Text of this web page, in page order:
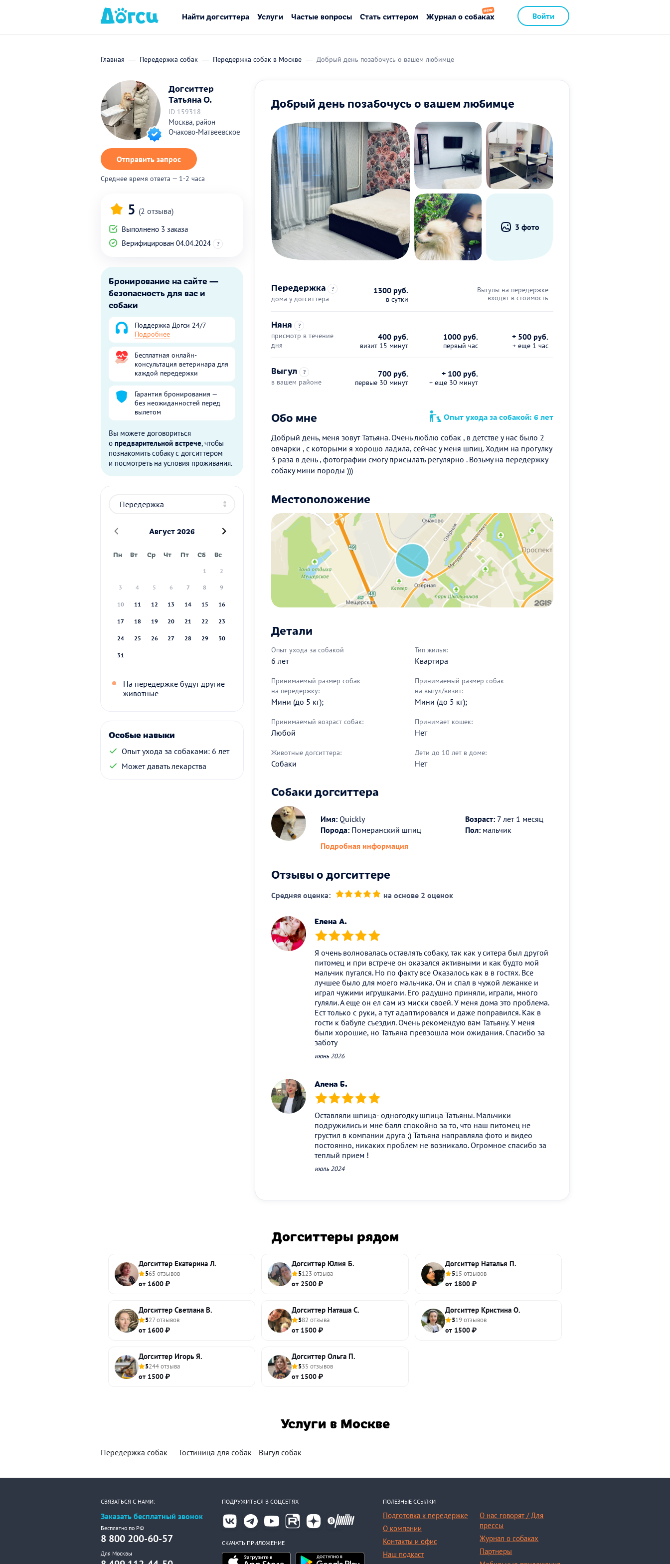
Войти
Найти догситтера Услуги Частые вопросы Стать ситтером Журнал о собаках
Главная Передержка собак Передержка собак в Москве Добрый день позабочусь о вашем любимце
Догситтер
Татьяна О.
ID 159318
Москва, район
Очаково-Матвеевское
Отправить запрос
Среднее время ответа — 1-2 часа
5 (2 отзыва)
Выполнено 3 заказа
Верифицирован 04.04.2024
?
Бронирование на сайте —
безопасность для вас и
собаки
Поддержка Догси 24/7
Подробнее
Бесплатная онлайн-
консультация ветеринара для
каждой передержки
Гарантия бронирования —
без неожиданностей перед
вылетом
Вы можете договориться
о предварительной встрече, чтобы
познакомить собаку с догситтером
и посмотреть на условия проживания.
Август 2026
Пн Вт Ср Чт Пт Сб Вс
1 2
3 4 5 6 7 8 9
10 11 12 13 14 15 16
17 18 19 20 21 22 23
24 25 26 27 28 29 30
31
На передержке будут другие
животные
Особые навыки
Опыт ухода за собаками: 6 лет
Может давать лекарства
Добрый день позабочусь о вашем любимце
3 фото
Передержка ?
дома у догситтера
1300 руб.
в сутки
Выгулы на передержке
входят в стоимость
Няня ?
присмотр в течение
дня
400 руб.
визит 15 минут
1000 руб.
первый час
+ 500 руб.
+ еще 1 час
Выгул ?
в вашем районе
700 руб.
первые 30 минут
+ 100 руб.
+ еще 30 минут
Обо мне Опыт ухода за собакой: 6 лет
Добрый день, меня зовут Татьяна. Очень люблю собак , в детстве у нас было 2
овчарки , с которыми я хорошо ладила, сейчас у меня шпиц. Ходим на прогулку
3 раза в день , фотографии смогу присылать регулярно . Возьму на передержку
собаку мини породы )))
Местоположение
Детали
Опыт ухода за собакой
6 лет
Тип жилья:
Квартира
Принимаемый размер собак
на передержку:
Мини (до 5 кг);
Принимаемый размер собак
на выгул/визит:
Мини (до 5 кг);
Принимаемый возраст собак:
Любой
Принимает кошек:
Нет
Животные догситтера:
Собаки
Дети до 10 лет в доме:
Нет
Собаки догситтера
Имя: Quickly
Порода: Померанский шпиц
Возраст: 7 лет 1 месяц
Пол: мальчик
Подробная информация
Отзывы о догситтере
Средняя оценка: на основе 2 оценок
Елена А.
(*) (*) (*) (*) (*)
Я очень волновалась оставлять собаку, так как у ситера был другой
питомец и при встрече он оказался активными и как будто мой
мальчик пугался. Но по факту все Оказалось как в в гостях. Все
лучшее было для моего мальчика. Он и спал в чужой лежанке и
играл чужими игрушками. Его радушно приняли, играли, много
гуляли. А еще он ел сам из миски своей. У меня дома это проблема.
Ест только с руки, а тут адаптировался и даже поправился. Как в
гости к бабуле съездил. Очень рекомендую вам Татьяну. У меня
были хорошие, но Татьяна превзошла мои ожидания. Спасибо за
заботу
июнь 2026
Алена Б.
(*) (*) (*) (*) (*)
Оставляли шпица- одногодку шпица Татьяны. Мальчики
подружились и мне балл спокойно за то, что наш питомец не
грустил в компании друга ;) Татьяна направляла фото и видео
постоянно, никаких проблем не возникало. Огромное спасибо за
теплый прием !
июль 2024
Догситтеры рядом
Догситтер Екатерина Л.
565 отзывов
от 1600 ₽
Догситтер Юлия Б.
5123 отзыва
от 2500 ₽
Догситтер Наталья П.
515 отзывов
от 1800 ₽
Догситтер Светлана В.
527 отзывов
от 1600 ₽
Догситтер Наташа С.
582 отзыва
от 1500 ₽
Догситтер Кристина О.
519 отзывов
от 1500 ₽
Догситтер Игорь Я.
5244 отзыва
от 1500 ₽
Догситтер Ольга П.
535 отзывов
от 1500 ₽
Услуги в Москве
Передержка собак Гостиница для собак Выгул собак
СВЯЗАТЬСЯ С НАМИ:
Заказать бесплатный звонок
Бесплатно по РФ
8 800 200-60-57
Для Москвы
ПОДРУЖИТЬСЯ В СОЦСЕТЯХ
СКАЧАТЬ ПРИЛОЖЕНИЕ
ПОЛЕЗНЫЕ ССЫЛКИ
Подготовка к передержке
О компании
Контакты и офис
Наш подкаст
О нас говорят / Для
прессы
Журнал о собаках
Партнеры